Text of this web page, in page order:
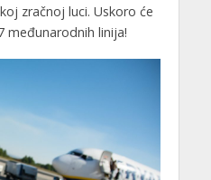
zračnoj luci. Uskoro će
međunarodnih linija!